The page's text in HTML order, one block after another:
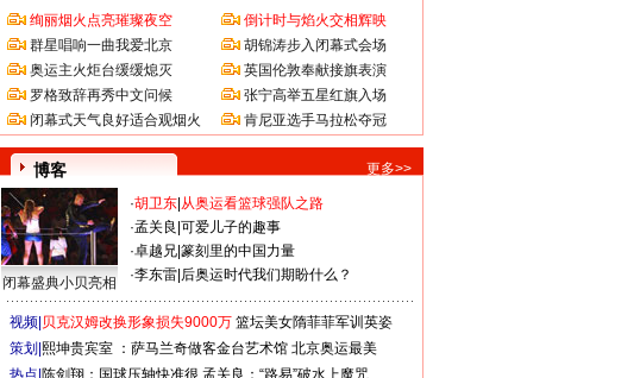
绚丽烟火点亮璀璨夜空
群星唱响一曲我爱北京
奥运主火炬台缓缓熄灭
罗格致辞再秀中文问候
闭幕式天气良好适合观烟火
倒计时与焰火交相辉映
胡锦涛步入闭幕式会场
英国伦敦奉献接旗表演
张宁高举五星红旗入场
肯尼亚选手马拉松夺冠
博客 更多>>
闭幕盛典小贝亮相
·胡卫东 从奥运看篮球强队之路
·孟关良 可爱儿子的趣事
·卓越兄 篆刻里的中国力量
·李东雷 后奥运时代我们期盼什么？
视频| 贝克汉姆改换形象损失9000万 篮坛美女隋菲菲军训英姿
策划| 熙坤贵宾室 ：萨马兰奇做客金台艺术馆 北京奥运最美
热点| 陈剑翔：国球压轴快准很 孟关良：“路易”破水上魔咒